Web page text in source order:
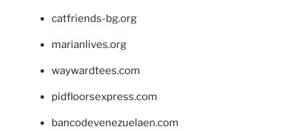
catfriends-bg.org
marianlives.org
waywardtees.com
pidfloorsexpress.com
bancodevenezuelaen.com